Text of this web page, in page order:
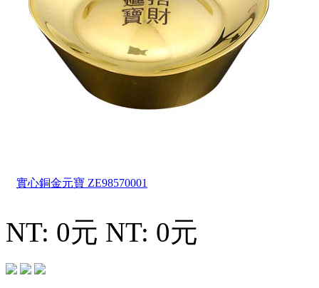
實心銅金元寶 ZE98570001
NT: 0元 NT: 0元